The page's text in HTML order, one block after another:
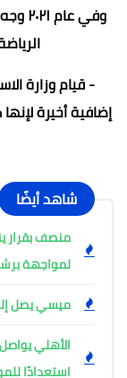
وفي
- قيام وزارة
إضافية أخيرة
شاهد أيضًا
منصف بقرار
لمواجهة
ميسي يصل
الأهلي
استعدادًا